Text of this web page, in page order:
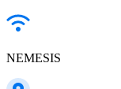
NEMESIS